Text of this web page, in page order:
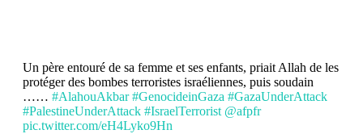
Un père entouré de sa femme et ses enfants, priait Allah de les
protéger des bombes terroristes israéliennes, puis soudain
…… #AlahouAkbar #GenocideinGaza #GazaUnderAttack
#PalestineUnderAttack #IsraelTerrorist @afpfr
pic.twitter.com/eH4Lyko9Hn